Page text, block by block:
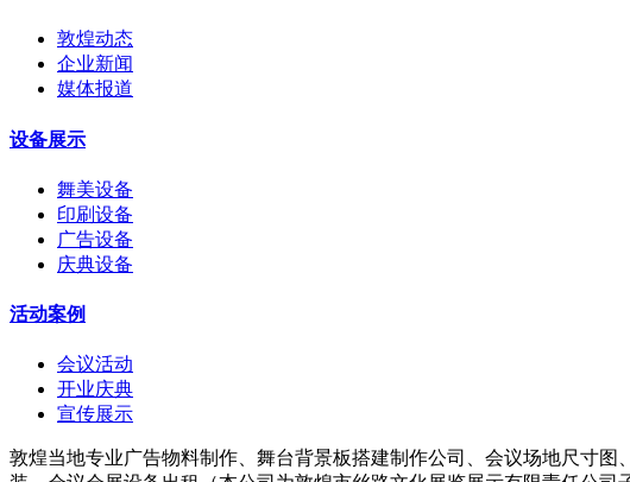
敦煌动态
企业新闻
媒体报道
设备展示
舞美设备
印刷设备
广告设备
庆典设备
活动案例
会议活动
开业庆典
宣传展示
敦煌当地专业广告物料制作、舞台背景板搭建制作公司、会议场地尺寸